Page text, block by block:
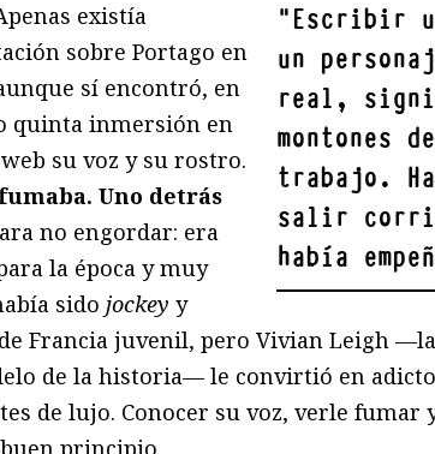
"Escribir
un
real,
montones
trabajo.
salir
había
existía
sobre Portago en
sí encontró, en
quinta inmersión en
su voz y su rostro.
Uno detrás
no engordar: era
la época y muy
sido jockey y
Francia juvenil, pero Vivian Leigh
de la historia— le convirtió en
de lujo. Conocer su voz, verle fumar